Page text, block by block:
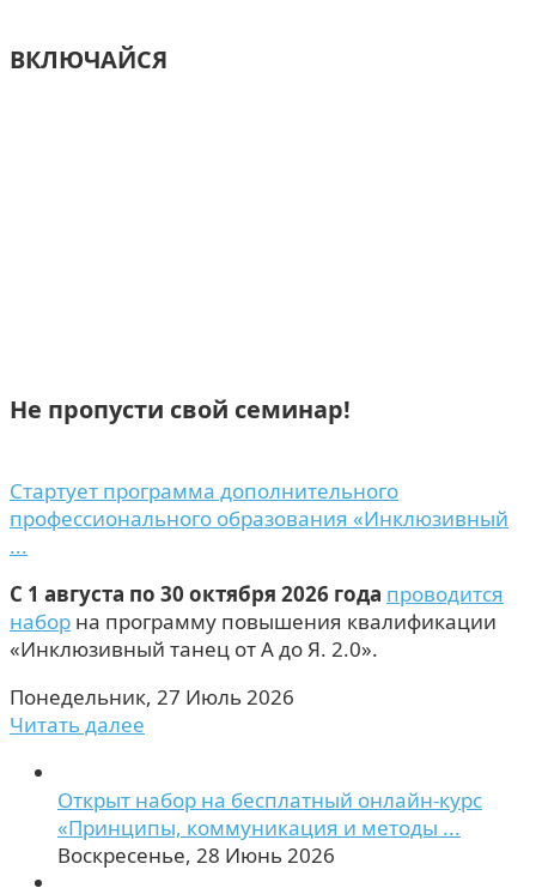
ВКЛЮЧАЙСЯ
Не пропусти свой семинар!
Стартует программа дополнительного
профессионального образования «Инклюзивный
...
С 1 августа по 30 октября 2026 года проводится
набор на программу повышения квалификации
«Инклюзивный танец от А до Я. 2.0».
Понедельник, 27 Июль 2026
Читать далее
Открыт набор на бесплатный онлайн-курс
«Принципы, коммуникация и методы ...
Воскресенье, 28 Июнь 2026